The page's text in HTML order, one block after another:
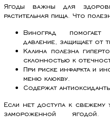
Ягоды важны для
растительная пища. Что
Виноград помогает
давление, защищает от
Калина полезна
склонностью к
При риске инфаркта и
меню клюкву.
Содержат
Если нет доступа к
замороженной